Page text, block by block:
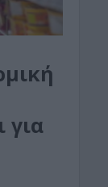
για